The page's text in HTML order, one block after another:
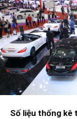
Số liệu thống kê